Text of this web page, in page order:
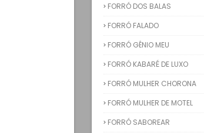
FORRÓ DOS BALAS
FORRÓ FALADO
FORRÓ GÊNIO MEU
FORRÓ KABARÉ DE LUXO
FORRÓ MULHER CHORONA
FORRÓ MULHER DE MOTEL
FORRÓ SABOREAR